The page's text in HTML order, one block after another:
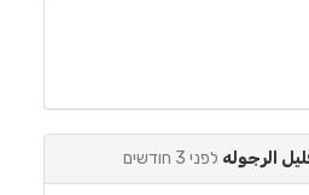
الرجولهלפני 3 חודשים